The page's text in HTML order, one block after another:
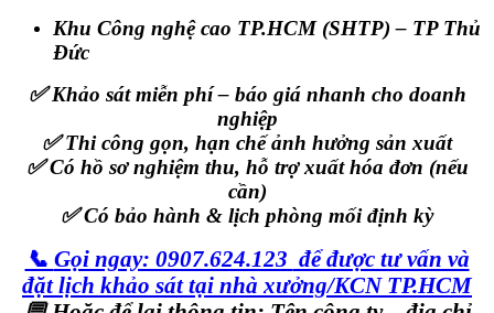
Khu Công nghệ cao TP.HCM (SHTP) – TP Thủ
Đức
✅Khảo sát miễn phí – báo giá nhanh cho doanh
nghiệp
✅ Thi công gọn, hạn chế ảnh hưởng sản xuất
✅ Có hồ sơ nghiệm thu, hỗ trợ xuất hóa đơn (nếu
cần)
✅ Có bảo hành & lịch phòng mối định kỳ
📞 Gọi ngay: 0907.624.123 để được tư vấn và
đặt lịch khảo sát tại nhà xưởng/KCN TP.HCM